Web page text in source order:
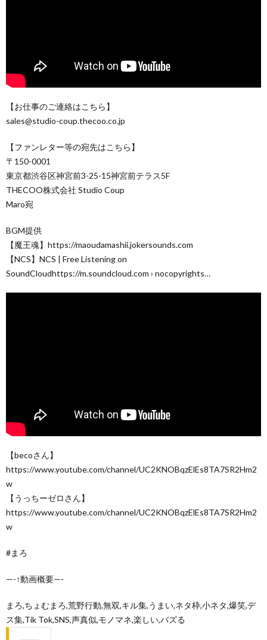
【お仕事のご連絡はこちら】
sales@studio-coup.thecoo.co.jp
【ファンレター等の宛先はこちら】
〒150-0001
東京都渋谷区神宮前3-25-15神宮前テラス5F
THECOO株式会社 Studio Coup
Maro宛
BGM提供
【魔王魂】https://maoudamashii.jokersounds.com
【NCS】NCS | Free Listening on
SoundCloudhttps://m.soundcloud.com › nocopyrights…
【becoさん】
https://www.youtube.com/channel/UC2KNOBqzElEs8TA7SR2Hm2
w
【うっちーゼロさん】
https://www.youtube.com/channel/UC2KNOBqzElEs8TA7SR2Hm2
w
#まろ
—-↑動画概要—-
まろ,ちょむまろ,荒野行動,無双,キル集,うまい,ネタ枠,小ネタ,爆笑,デ
ス集,Tik Tok,SNS,声真似,モノマネ,楽しい,バズる